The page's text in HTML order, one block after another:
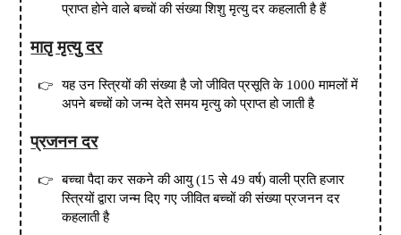
प्राप्त होने वाले बच्चों की संख्या शिशु मृत्यु दर कहलाती है हैं
मातृ मृत्यु दर
यह उन स्त्रियों की संख्या है जो जीवित प्रसूति के 1000 मामलों में
अपने बच्चों को जन्म देते समय मृत्यु को प्राप्त हो जाती है
प्रजनन दर
बच्चा पैदा कर सकने की आयु(15 से 49 वर्ष)वाली प्रति हजार
स्त्रियों द्वारा जन्म दिए गए जीवित बच्चों की संख्या प्रजनन दर
कहलाती है